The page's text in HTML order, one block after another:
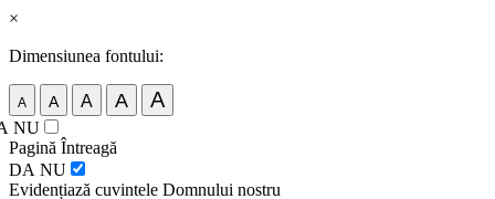
×
Dimensiunea fontului:
A A A A A
NU
Pagină Întreagă
DA NU
Evidențiază cuvintele Domnului nostru